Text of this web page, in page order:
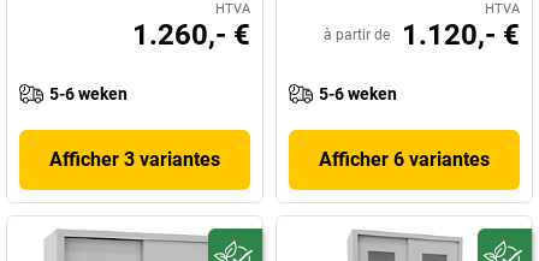
HTVA
1.260,- €
5-6 weken
Afficher 3 variantes
HTVA
à partir de 1.120,- €
5-6 weken
Afficher 6 variantes